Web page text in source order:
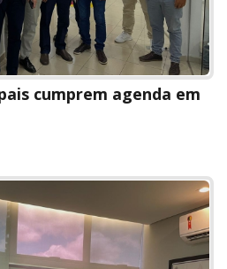
cumprem agenda em